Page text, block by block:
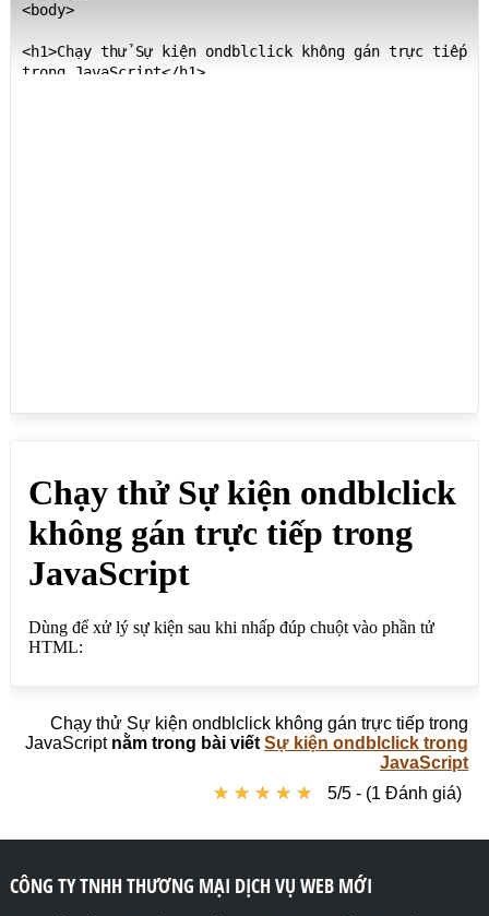
<body>
<h1>Chạy thử Sự kiện ondblclick không gán trực tiếp
trong JavaScript</h1>
</html>
Chạy thử Sự kiện ondblclick không gán trực tiếp trong
JavaScript nằm trong bài viết Sự kiện ondblclick trong
JavaScript
★ ★ ★ ★ ★
★ ★ ★ ★ ★ 5/5 - (1 Đánh giá)
CÔNG TY TNHH THƯƠNG MẠI DỊCH VỤ WEB MỚI